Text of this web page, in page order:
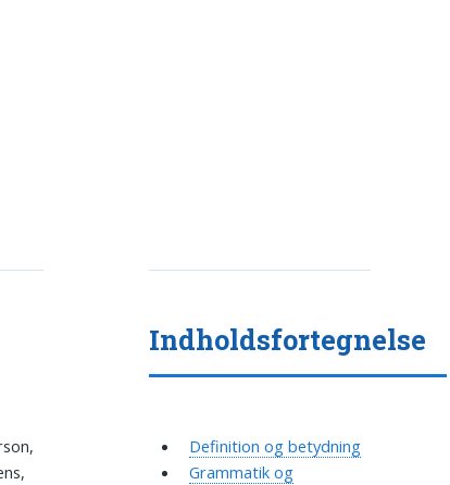
Indholdsfortegnelse
Definition og betydning
Grammatik og